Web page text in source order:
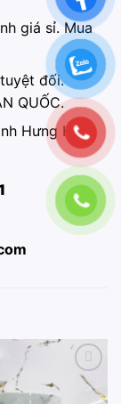
giá sỉ. Mua
đối.
QUỐC.
Hưng Hòa,
Add to
wishlist